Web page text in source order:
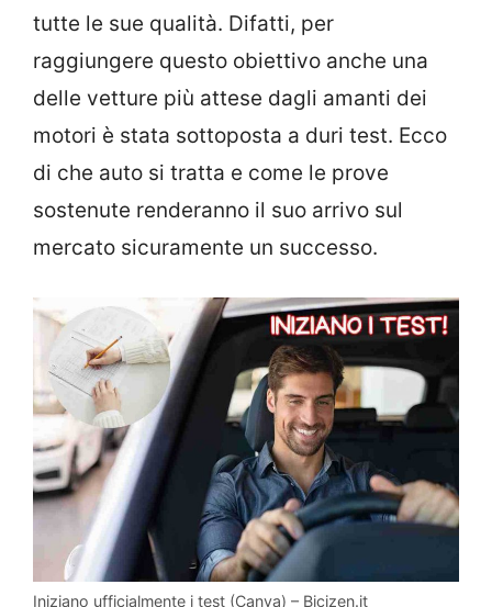
tutte le sue qualità. Difatti, per
raggiungere questo obiettivo anche una
delle vetture più attese dagli amanti dei
motori è stata sottoposta a duri test. Ecco
di che auto si tratta e come le prove
sostenute renderanno il suo arrivo sul
mercato sicuramente un successo.
Iniziano ufficialmente i test (Canva) – Bicizen.it